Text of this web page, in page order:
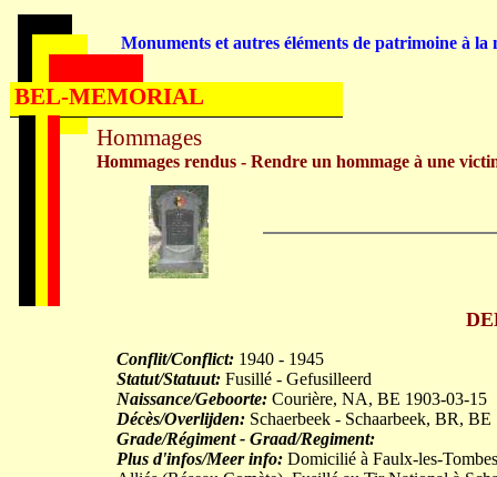
Conflit/Conflict: 1940 - 1945
Statut/Statuut: Fusillé - Gefusilleerd
Naissance/Geboorte: Courière, NA, BE 1903-03-15
Décès/Overlijden: Schaerbeek - Schaarbeek, BR,
Grade/Régiment - Graad/Regiment:
Plus d'infos/Meer info: Domicilié à Faulx-les-
Hommages
Hommages rendus - Rendre un hommage à une
Monuments et autres éléments de patrimoine à la
BEL-MEMORIAL